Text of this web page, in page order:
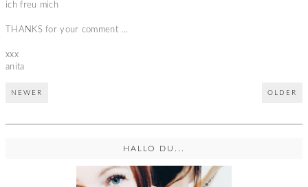
ich freu mich
THANKS for your comment ...
xxx
anita
NEWER OLDER
HALLO DU...